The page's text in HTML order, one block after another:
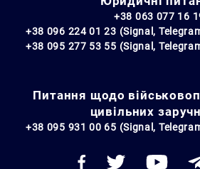
+38 063 077 16
+38 096 224 01 23 (Signal,
+38 095 277 53 55 (Signal,
Питання щодо
цивільних
+38 095 931 00 65 (Signal,